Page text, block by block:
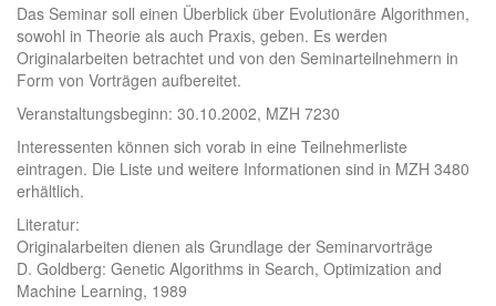
Das Seminar soll einen Überblick über Evolutionäre Algorithmen,
sowohl in Theorie als auch Praxis, geben. Es werden
Originalarbeiten betrachtet und von den Seminarteilnehmern in
Form von Vorträgen aufbereitet.
Veranstaltungsbeginn: 30.10.2002, MZH 7230
Interessenten können sich vorab in eine Teilnehmerliste
eintragen. Die Liste und weitere Informationen sind in MZH 3480
erhältlich.
Literatur:
Originalarbeiten dienen als Grundlage der Seminarvorträge
D. Goldberg: Genetic Algorithms in Search, Optimization and
Machine Learning, 1989